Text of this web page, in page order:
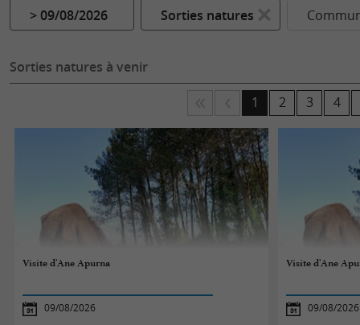
> 09/08/2026 Sorties natures
Sorties natures à venir
1 2 3 4
Visite d'Ane Apurna
09/08/2026
Visite d'Ane
09/08/2026